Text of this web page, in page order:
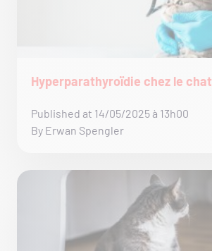
Hyperparathyroïdie chez le chat
Published at 14/05/2025 à 13h00
By Erwan Spengler